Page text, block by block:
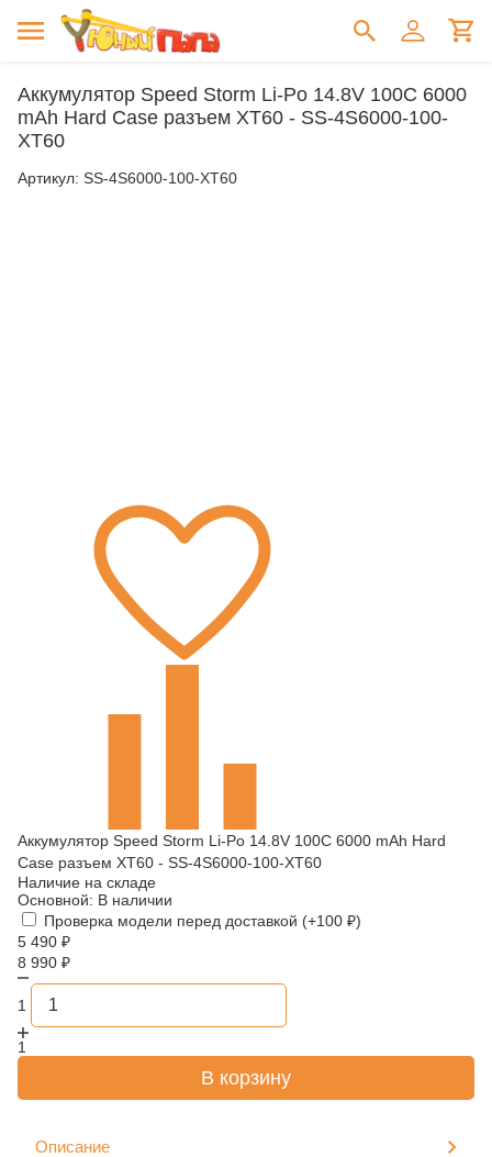
Аккумулятор Speed Storm Li-Po 14.8V 100C 6000
mAh Hard Case разъем XT60 - SS-4S6000-100-
XT60
Артикул: SS-4S6000-100-XT60
Аккумулятор Speed Storm Li-Po 14.8V 100C 6000 mAh Hard
Case разъем XT60 - SS-4S6000-100-XT60
Наличие на складе
Основной: В наличии
Проверка модели перед доставкой (+100 ₽)
5 490 ₽
8 990 ₽
1
1
В корзину
Описание